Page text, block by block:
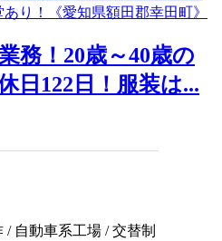
務！20歳～40歳の
日122日！服装は...
自動車系工場 / 交替制